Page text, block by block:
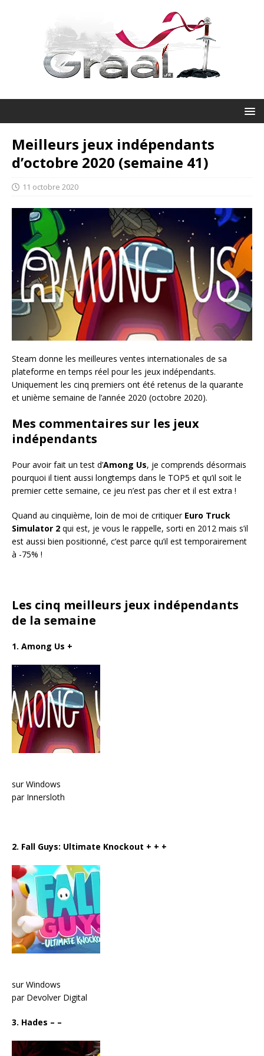
Meilleurs jeux indépendants
d’octobre 2020 (semaine 41)
11 octobre 2020
Steam donne les meilleures ventes internationales de sa
plateforme en temps réel pour les jeux indépendants.
Uniquement les cinq premiers ont été retenus de la quarante
et unième semaine de l’année 2020 (octobre 2020).
Mes commentaires sur les jeux
indépendants
Pour avoir fait un test d’Among Us, je comprends désormais
pourquoi il tient aussi longtemps dans le TOP5 et qu’il soit le
premier cette semaine, ce jeu n’est pas cher et il est extra !
Quand au cinquième, loin de moi de critiquer Euro Truck
Simulator 2 qui est, je vous le rappelle, sorti en 2012 mais s’il
est aussi bien positionné, c’est parce qu’il est temporairement
à -75% !
Les cinq meilleurs jeux indépendants
de la semaine
1. Among Us +
sur Windows
par Innersloth
2. Fall Guys: Ultimate Knockout + + +
sur Windows
par Devolver Digital
3. Hades – –